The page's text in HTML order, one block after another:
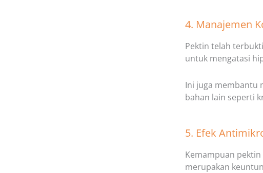
4. Manajemen
Pektin telah
untuk mengatasi
Ini juga membantu
bahan lain seperti
5. Efek
Kemampuan
merupakan